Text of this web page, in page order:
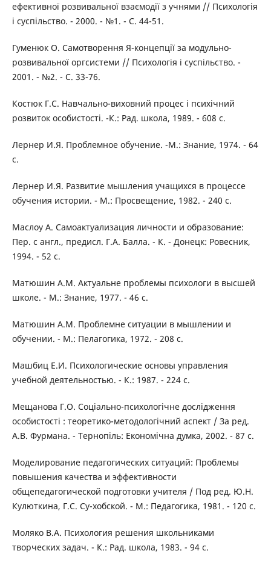
ефективної розвивальної взаємодії з учнями // Психологія
і суспільство. - 2000. - №1. - С. 44-51.
Гуменюк О. Самотворення Я-концепції за модульно-
розвивальної оргсистеми // Психологія і суспільство. -
2001. - №2. - С. 33-76.
Костюк Г.С. Навчально-виховний процес і психічний
розвиток особистості. -К.: Рад. школа, 1989. - 608 с.
Лернер И.Я. Проблемное обучение. -М.: Знание, 1974. - 64
с.
Лернер И.Я. Развитие мышления учащихся в процессе
обучения истории. - М.: Просвещение, 1982. - 240 с.
Маслоу А. Самоактуализация личности и образование:
Пер. с англ., предисл. Г.А. Балла. - К. - Донецк: Ровесник,
1994. - 52 с.
Матюшин А.М. Актуальне проблемы психологи в высшей
школе. - М.: Знание, 1977. - 46 с.
Матюшин А.М. Проблемне ситуации в мышлении и
обучении. - М.: Пелагогика, 1972. - 208 с.
Машбиц Е.И. Психологические основы управления
учебной деятельностью. - К.: 1987. - 224 с.
Мещанова Г.О. Соціально-психологічне дослідження
особистості : теоретико-методологічний аспект / За ред.
А.В. Фурмана. - Тернопіль: Економічна думка, 2002. - 87 с.
Моделирование педагогических ситуаций: Проблемы
повышения качества и эффективности
общепедагогической подготовки учителя / Под ред. Ю.Н.
Кулюткина, Г.С. Су-хобской. - М.: Педагогика, 1981. - 120 с.
Моляко В.А. Психология решения школьниками
творческих задач. - К.: Рад. школа, 1983. - 94 с.